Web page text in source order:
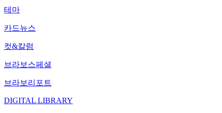
테마
카드뉴스
컷&칼럼
브라보스페셜
브라보리포트
DIGITAL LIBRARY